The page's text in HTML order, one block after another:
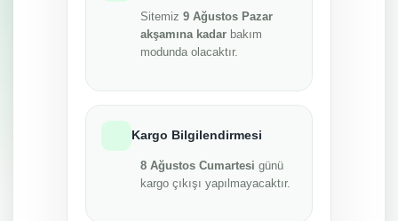
Sitemiz 9 Ağustos Pazar
akşamına kadar bakım
modunda olacaktır.
Kargo Bilgilendirmesi
8 Ağustos Cumartesi günü
kargo çıkışı yapılmayacaktır.